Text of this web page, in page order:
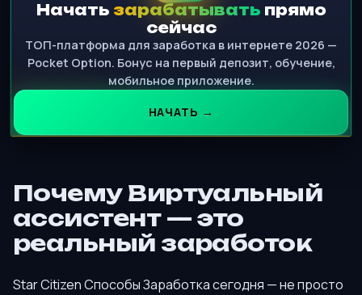
Начать зарабатывать прямо
сейчас
ТОП-платформа для заработка в интернете 2026 —
Pocket Option. Бонус на первый депозит, обучение,
мобильное приложение.
НАЧАТЬ →
Почему Виртуальный
ассистент — это
реальный заработок
Star Citizen Способы Заработка сегодня — не просто